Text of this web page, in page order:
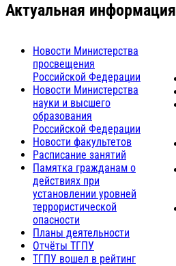
Актуальная информация
Новости Министерства
просвещения
Российской Федерации
Новости Министерства
науки и высшего
образования
Российской Федерации
Новости факультетов
Расписание занятий
Памятка гражданам о
действиях при
установлении уровней
террористической
опасности
Планы деятельности
Отчёты ТГПУ
ТГПУ вошел в рейтинг